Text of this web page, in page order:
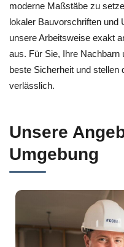
moderne Maßstäbe zu
lokaler Bauvorschriften und
unsere Arbeitsweise exakt
aus. Für Sie, Ihre Nachbarn
beste Sicherheit und stellen
verlässlich.
Unsere
Umgebung